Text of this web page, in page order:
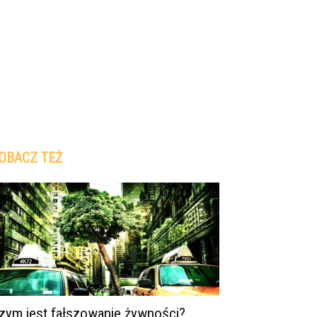
TEŻ
jest fałszowanie żywności?